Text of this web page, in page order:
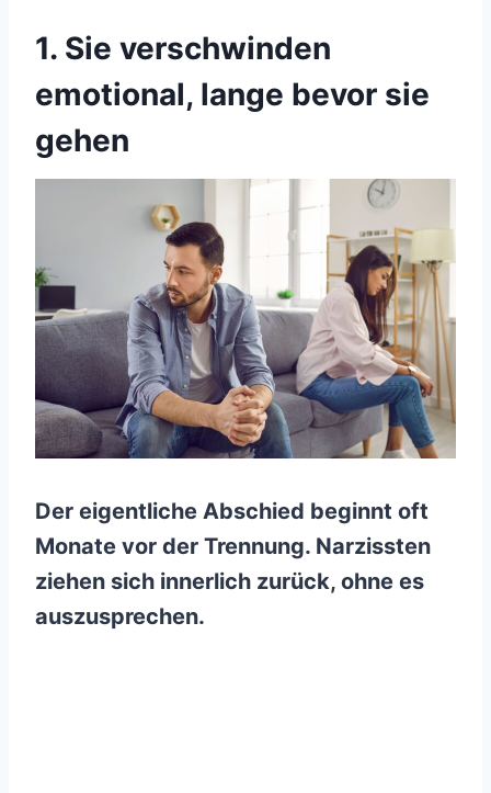
1. Sie verschwinden
emotional, lange bevor sie
gehen
Der eigentliche Abschied beginnt oft
Monate vor der Trennung. Narzissten
ziehen sich innerlich zurück, ohne es
auszusprechen.